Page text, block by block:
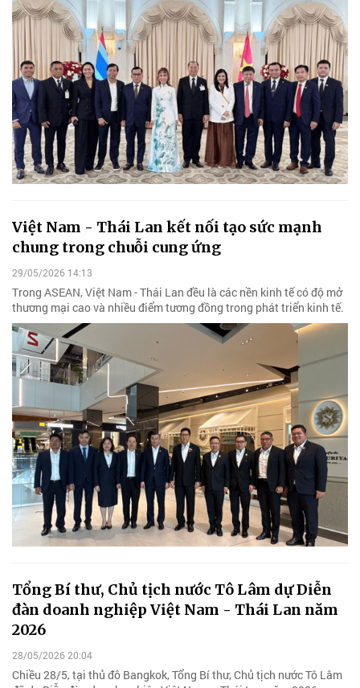
Việt Nam - Thái Lan kết nối tạo sức mạnh
chung trong chuỗi cung ứng
29/05/2026 14:13
Trong ASEAN, Việt Nam - Thái Lan đều là các nền kinh tế có độ mở
thương mại cao và nhiều điểm tương đồng trong phát triển kinh tế.
Tổng Bí thư, Chủ tịch nước Tô Lâm dự Diễn
đàn doanh nghiệp Việt Nam - Thái Lan năm
2026
28/05/2026 20:04
Chiều 28/5, tại thủ đô Bangkok, Tổng Bí thư, Chủ tịch nước Tô Lâm